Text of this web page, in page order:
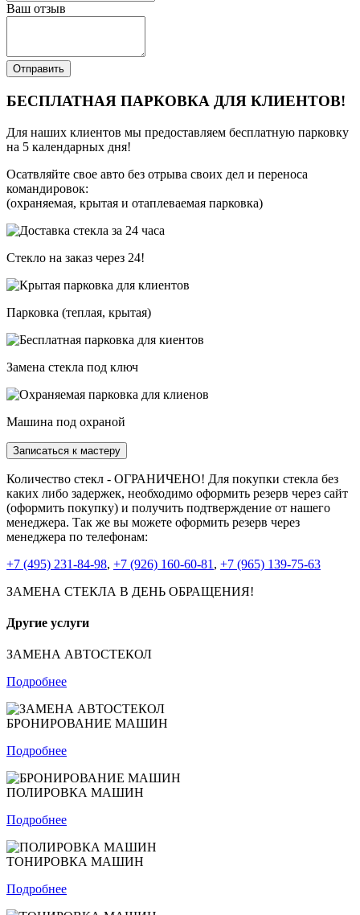
Ваш отзыв
Отправить
БЕСПЛАТНАЯ ПАРКОВКА ДЛЯ КЛИЕНТОВ!
Для наших клиентов мы предоставляем бесплатную парковку
на 5 календарных дня!
Осатвляйте свое авто без отрыва своих дел и переноса
командировок:
(охраняемая, крытая и отаплеваемая парковка)
Стекло на заказ через 24!
Парковка (теплая, крытая)
Замена стекла под ключ
Машина под охраной
Записаться к мастеру
Количество стекл - ОГРАНИЧЕНО! Для покупки стекла без
каких либо задержек, необходимо оформить резерв через сайт
(оформить покупку) и получить подтверждение от нашего
менеджера. Так же вы можете оформить резерв через
менеджера по телефонам:
+7 (495) 231-84-98, +7 (926) 160-60-81 , +7 (965) 139-75-63
ЗАМЕНА СТЕКЛА В ДЕНЬ ОБРАЩЕНИЯ!
Другие услуги
ЗАМЕНА АВТОСТЕКОЛ
Подробнее
БРОНИРОВАНИЕ МАШИН
Подробнее
ПОЛИРОВКА МАШИН
Подробнее
ТОНИРОВКА МАШИН
Подробнее